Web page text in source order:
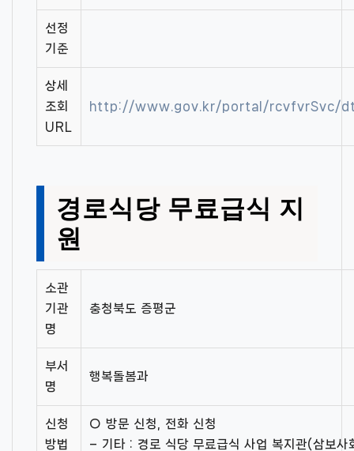
선정
기준
상세
조회
URL
http://www.gov.kr/portal/rcvfvrSvc/
경로식당 무료급식 지
원
소관
기관
명
충청북도 증평군
부서
명
행복돌봄과
신청
방법
○ 방문 신청, 전화 신청
– 기타 : 경로 식당 무료급식 사업 복지관(삼보사